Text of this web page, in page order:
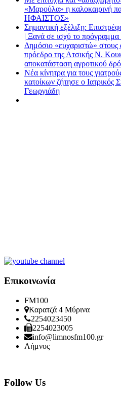
«Μαρούλα» η καλοκαιρινή
ΗΦΑΙΣΤΟΣ»
Σημαντική εξέλιξη:
| Ξανά σε ισχύ το
Δημόσιο «ευχαριστώ»
πρόεδρο της Ατσικής Ν.
αποκατάσταση αγροτικού
Νέα κίνητρα για τους
κατοίκων ζήτησε ο
Γεωργιάδη
Επικοινωνία
FM100
Καρατζά 4 Μύρινα
2254023450
2254023005
info@limnosfm100.gr
Λήμνος
Follow Us